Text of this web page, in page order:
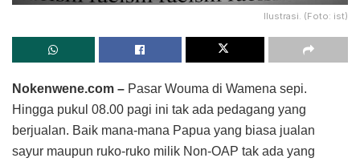
Ilustrasi. (Foto: ist)
Nokenwene.com – Pasar Wouma di Wamena sepi.
Hingga pukul 08.00 pagi ini tak ada pedagang yang
berjualan. Baik mana-mana Papua yang biasa jualan
sayur maupun ruko-ruko milik Non-OAP tak ada yang